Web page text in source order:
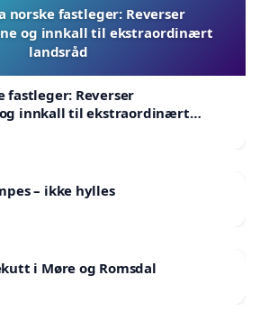
Fávrrosorda
Bassevuovdi
norske fastleger: Reverser
og innkall til ekstraordinært
landsråd
fastleger: Reverser
innkall til ekstraordinært
– ikke hylles
i Møre og Romsdal